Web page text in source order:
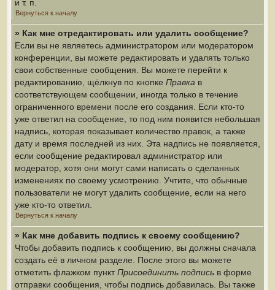
и т. п.
Вернуться к началу
» Как мне отредактировать или удалить сообщение?
Если вы не являетесь администратором или модератором
конференции, вы можете редактировать и удалять только
свои собственные сообщения. Вы можете перейти к
редактированию, щёлкнув по кнопке Правка в
соответствующем сообщении, иногда только в течение
ограниченного времени после его создания. Если кто-то
уже ответил на сообщение, то под ним появится небольшая
надпись, которая показывает количество правок, а также
дату и время последней из них. Эта надпись не появляется,
если сообщение редактировал администратор или
модератор, хотя они могут сами написать о сделанных
изменениях по своему усмотрению. Учтите, что обычные
пользователи не могут удалить сообщение, если на него
уже кто-то ответил.
Вернуться к началу
» Как мне добавить подпись к своему сообщению?
Чтобы добавить подпись к сообщению, вы должны сначала
создать её в личном разделе. После этого вы можете
отметить флажком пунктПрисоединить подпись в форме
отправки сообщения, чтобы подпись добавилась. Вы также